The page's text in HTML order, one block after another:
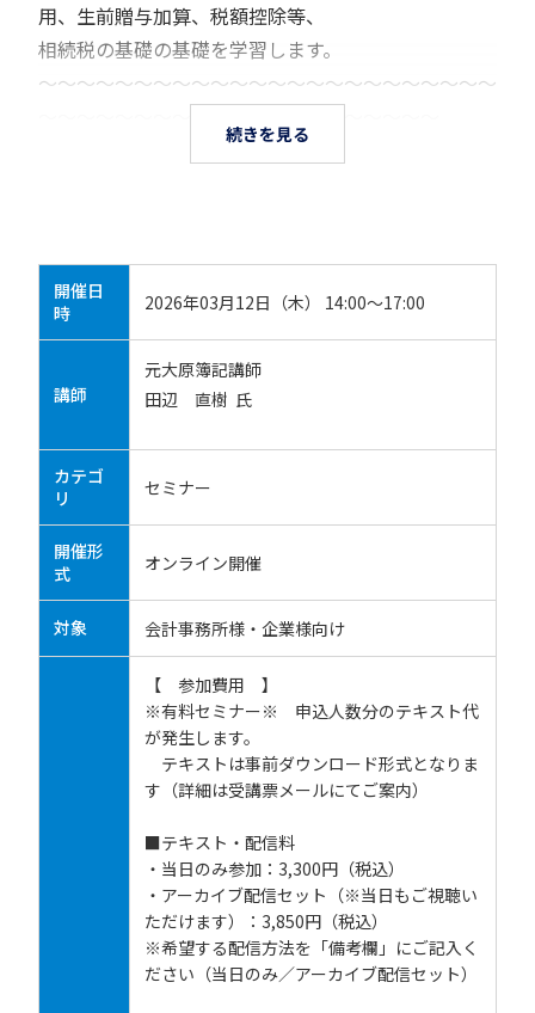
用、生前贈与加算、税額控除等、
相続税の基礎の基礎を学習します。
～～～～～～～～～～～～～～～～～～～～～～～～
続きを見る
開催日
時
2026年03月12日（木） 14:00～17:00
講師
元大原簿記講師
田辺 直樹 氏
カテゴ
リ
セミナー
開催形
式
オンライン開催
対象 会計事務所様・企業様向け
【 参加費用 】
※有料セミナー※ 申込人数分のテキスト代
が発生します。
テキストは事前ダウンロード形式となりま
す（詳細は受講票メールにてご案内）
■テキスト・配信料
・当日のみ参加：3,300円（税込）
・アーカイブ配信セット（※当日もご視聴い
ただけます）：3,850円（税込）
※希望する配信方法を「備考欄」にご記入く
ださい（当日のみ／アーカイブ配信セット）